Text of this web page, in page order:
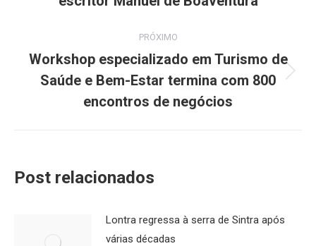
post: anterior:
PRÓXIMO
Próximo
post:
Workshop especializado em Turismo de
Saúde e Bem-Estar termina com 800
encontros de negócios
Post relacionados
Lontra regressa à serra de Sintra após
várias décadas